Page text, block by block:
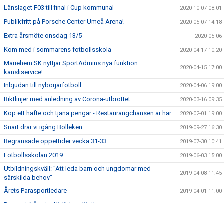
Länslaget F03 till final i Cup kommunal 2020-10-07 08:01
Publikfritt på Porsche Center Umeå Arena! 2020-05-07 14:18
Extra årsmöte onsdag 13/5 2020-05-06
Kom med i sommarens fotbollsskola 2020-04-17 10:20
Mariehem SK nyttjar SportAdmins nya funktion
kansliservice!
2020-04-15 17:00
Inbjudan till nybörjarfotboll 2020-04-06 19:00
Riktlinjer med anledning av Corona-utbrottet 2020-03-16 09:35
Köp ett häfte och tjäna pengar - Restaurangchansen är här 2020-02-01 19:00
Snart drar vi igång Bolleken 2019-09-27 16:30
Begränsade öppettider vecka 31-33 2019-07-30 10:41
Fotbollsskolan 2019 2019-06-03 15:00
Utbildningskväll: "Att leda barn och ungdomar med
särskilda behov"
2019-04-08 11:45
Årets Parasportledare 2019-04-01 11:00